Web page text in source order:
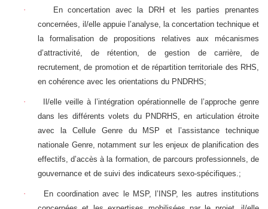
·
En concertation avec la DRH et les parties prenantes
concernées, il/elle appuie l’analyse, la concertation technique et
la formalisation de propositions relatives aux mécanismes
d’attractivité, de rétention, de gestion de carrière, de
recrutement, de promotion et de répartition territoriale des RHS,
en cohérence avec les orientations du PNDRHS;
·
Il/elle veille à l’intégration opérationnelle de l’approche genre
dans les différents volets du PNDRHS, en articulation étroite
avec la Cellule Genre du MSP et l’assistance technique
nationale Genre, notamment sur les enjeux de planification des
effectifs, d’accès à la formation, de parcours professionnels, de
gouvernance et de suivi des indicateurs sexo-spécifiques.;
·
En coordination avec le MSP, l’INSP, les autres institutions